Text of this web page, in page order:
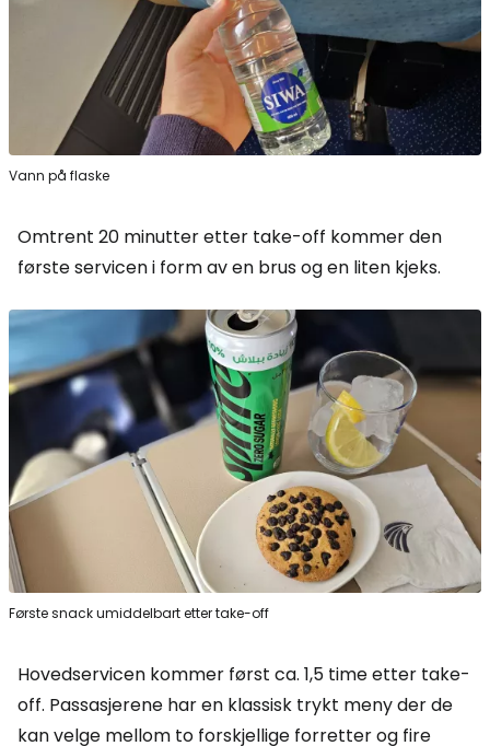
Vann på flaske
Omtrent 20 minutter etter take-off kommer den
første servicen i form av en brus og en liten kjeks.
Første snack umiddelbart etter take-off
Hovedservicen kommer først ca. 1,5 time etter take-
off. Passasjerene har en klassisk trykt meny der de
kan velge mellom to forskjellige forretter og fire